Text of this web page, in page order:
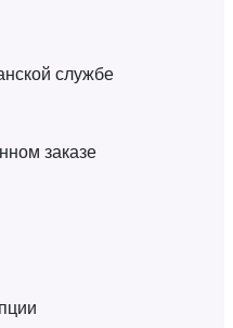
службе
заказе